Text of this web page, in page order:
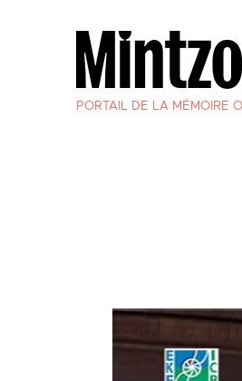
PORTAIL DE LA MÉMOIRE